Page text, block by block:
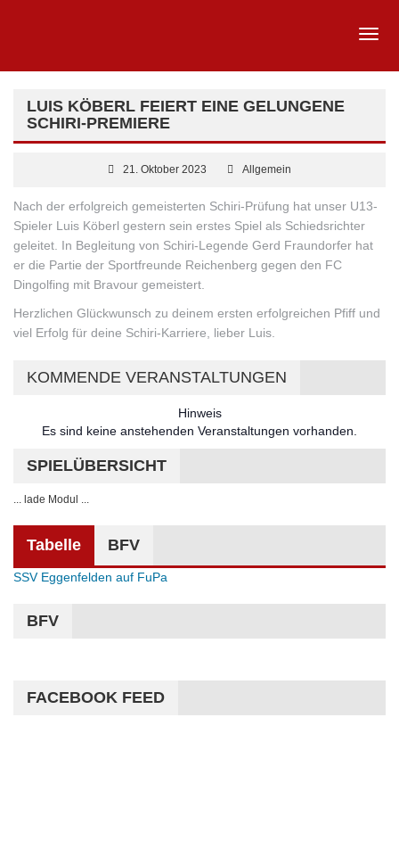
LUIS KÖBERL FEIERT EINE GELUNGENE
SCHIRI-PREMIERE
21. Oktober 2023 Allgemein
Nach der erfolgreich gemeisterten Schiri-Prüfung hat unser U13-
Spieler Luis Köberl gestern sein erstes Spiel als Schiedsrichter
geleitet. In Begleitung von Schiri-Legende Gerd Fraundorfer hat
er die Partie der Sportfreunde Reichenberg gegen den FC
Dingolfing mit Bravour gemeistert.
Herzlichen Glückwunsch zu deinem ersten erfolgreichen Pfiff und
viel Erfolg für deine Schiri-Karriere, lieber Luis.
KOMMENDE VERANSTALTUNGEN
Hinweis
Es sind keine anstehenden Veranstaltungen vorhanden.
SPIELÜBERSICHT
... lade Modul ...
Tabelle BFV
SSV Eggenfelden auf FuPa
BFV
FACEBOOK FEED